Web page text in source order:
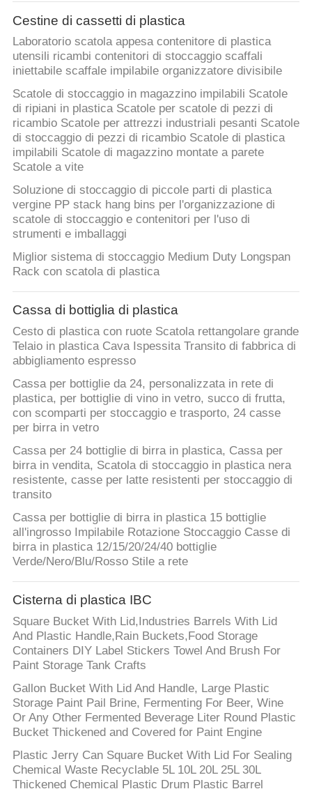
Cestine di cassetti di plastica
Laboratorio scatola appesa contenitore di plastica
utensili ricambi contenitori di stoccaggio scaffali
iniettabile scaffale impilabile organizzatore divisibile
Scatole di stoccaggio in magazzino impilabili Scatole
di ripiani in plastica Scatole per scatole di pezzi di
ricambio Scatole per attrezzi industriali pesanti Scatole
di stoccaggio di pezzi di ricambio Scatole di plastica
impilabili Scatole di magazzino montate a parete
Scatole a vite
Soluzione di stoccaggio di piccole parti di plastica
vergine PP stack hang bins per l'organizzazione di
scatole di stoccaggio e contenitori per l'uso di
strumenti e imballaggi
Miglior sistema di stoccaggio Medium Duty Longspan
Rack con scatola di plastica
Cassa di bottiglia di plastica
Cesto di plastica con ruote Scatola rettangolare grande
Telaio in plastica Cava Ispessita Transito di fabbrica di
abbigliamento espresso
Cassa per bottiglie da 24, personalizzata in rete di
plastica, per bottiglie di vino in vetro, succo di frutta,
con scomparti per stoccaggio e trasporto, 24 casse
per birra in vetro
Cassa per 24 bottiglie di birra in plastica, Cassa per
birra in vendita, Scatola di stoccaggio in plastica nera
resistente, casse per latte resistenti per stoccaggio di
transito
Cassa per bottiglie di birra in plastica 15 bottiglie
all'ingrosso Impilabile Rotazione Stoccaggio Casse di
birra in plastica 12/15/20/24/40 bottiglie
Verde/Nero/Blu/Rosso Stile a rete
Cisterna di plastica IBC
Square Bucket With Lid,Industries Barrels With Lid
And Plastic Handle,Rain Buckets,Food Storage
Containers DIY Label Stickers Towel And Brush For
Paint Storage Tank Crafts
Gallon Bucket With Lid And Handle, Large Plastic
Storage Paint Pail Brine, Fermenting For Beer, Wine
Or Any Other Fermented Beverage Liter Round Plastic
Bucket Thickened and Covered for Paint Engine
Plastic Jerry Can Square Bucket With Lid For Sealing
Chemical Waste Recyclable 5L 10L 20L 25L 30L
Thickened Chemical Plastic Drum Plastic Barrel